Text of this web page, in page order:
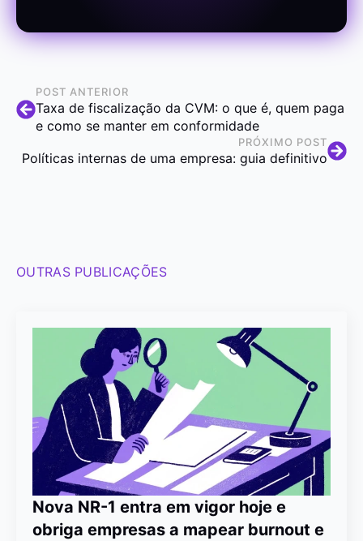
POST ANTERIOR
Taxa de fiscalização da CVM: o que é, quem paga
e como se manter em conformidade
PRÓXIMO POST
Políticas internas de uma empresa: guia definitivo
OUTRAS PUBLICAÇÕES
Nova NR-1 entra em vigor hoje e
obriga empresas a mapear burnout e